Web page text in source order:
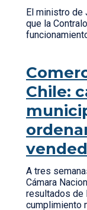
El ministro de
que la
Chile:
A tres
Cámara
resultados de
cumplimiento